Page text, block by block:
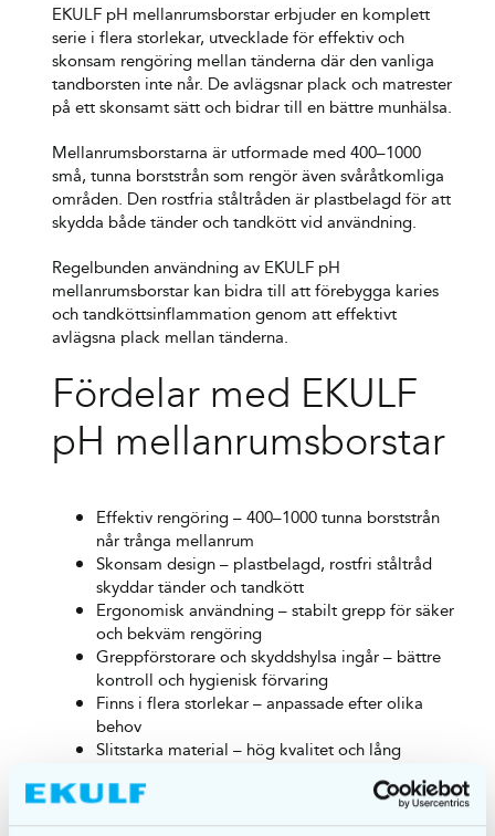
EKULF pH mellanrumsborstar erbjuder en komplett
serie i flera storlekar, utvecklade för effektiv och
skonsam rengöring mellan tänderna där den vanliga
tandborsten inte når. De avlägsnar plack och matrester
på ett skonsamt sätt och bidrar till en bättre munhälsa.
Mellanrumsborstarna är utformade med 400–1000
små, tunna borststrån som rengör även svåråtkomliga
områden. Den rostfria ståltråden är plastbelagd för att
skydda både tänder och tandkött vid användning.
Regelbunden användning av EKULF pH
mellanrumsborstar kan bidra till att förebygga karies
och tandköttsinflammation genom att effektivt
avlägsna plack mellan tänderna.
Fördelar med EKULF
pH mellanrumsborstar
Effektiv rengöring – 400–1000 tunna borststrån
når trånga mellanrum
Skonsam design – plastbelagd, rostfri ståltråd
skyddar tänder och tandkött
Ergonomisk användning – stabilt grepp för säker
och bekväm rengöring
Greppförstorare och skyddshylsa ingår – bättre
kontroll och hygienisk förvaring
Finns i flera storlekar – anpassade efter olika
behov
Slitstarka material – hög kvalitet och lång
Förpackningsinformation